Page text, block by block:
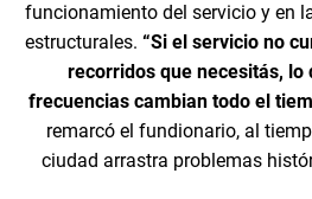
funcionamiento del servicio y en
estructurales. “Si el servicio no
recorridos que necesitás, lo
frecuencias cambian todo el
remarcó el fundionario, al
ciudad arrastra problemas